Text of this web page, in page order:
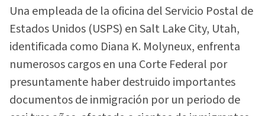
Una empleada de la oficina del Servicio Postal de
Estados Unidos (USPS) en Salt Lake City, Utah,
identificada como Diana K. Molyneux, enfrenta
numerosos cargos en una Corte Federal por
presuntamente haber destruido importantes
documentos de inmigración por un periodo de